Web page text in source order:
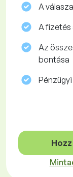
A
A fizetés
Az
bontása